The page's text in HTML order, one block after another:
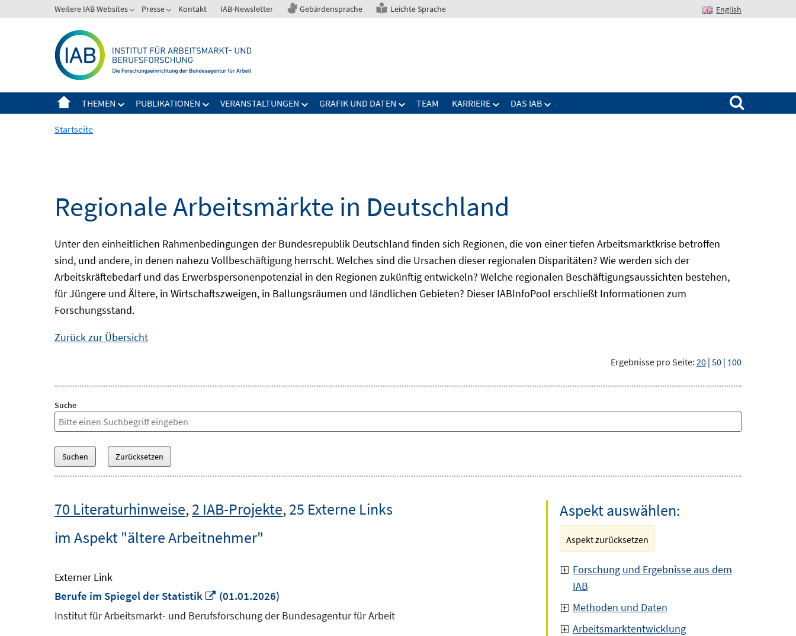
zum
Weitere IAB Websites Presse Kontakt IAB-Newsletter Gebärdensprache Leichte Sprache English
THEMEN PUBLIKATIONEN VERANSTALTUNGEN GRAFIK UND DATEN TEAM KARRIERE DAS IAB
Suchen nach:
Startseite
Regionale Arbeitsmärkte in Deutschland
Unter den einheitlichen Rahmenbedingungen der Bundesrepublik Deutschland finden sich Regionen, die von einer tiefen Arbeitsmarktkrise betroffen
sind, und andere, in denen nahezu Vollbeschäftigung herrscht. Welches sind die Ursachen dieser regionalen Disparitäten? Wie werden sich der
Arbeitskräftebedarf und das Erwerbspersonenpotenzial in den Regionen zukünftig entwickeln? Welche regionalen Beschäftigungsaussichten bestehen,
für Jüngere und Ältere, in Wirtschaftszweigen, in Ballungsräumen und ländlichen Gebieten? DieserIABInfoPool erschließt Informationen zum
Forschungsstand.
Zurück zur Übersicht
Ergebnisse pro Seite: 20 | 50 | 100
Suche
70 Literaturhinweise,2 IAB-Projekte,25 Externe Links
im Aspekt "ältere Arbeitnehmer"
Externer Link
Berufe im Spiegel der Statistik
In
neuem
(01.01.2026)
Institut für Arbeitsmarkt- und Berufsforschung der Bundesagentur für Arbeit
Aspekt auswählen:
Aspekt zurücksetzen
Forschung und Ergebnisse aus dem
IAB
Methoden und Daten
Arbeitsmarktentwicklung